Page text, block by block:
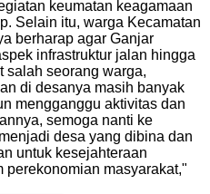
keumatan keagamaan
Selain itu, warga Kecamatan
berharap agar Ganjar
infrastruktur jalan hingga
salah seorang warga,
di desanya masih banyak
mengganggu aktivitas dan
semoga nanti ke
desa yang dibina dan
untuk kesejahteraan
perekonomian masyarakat,"